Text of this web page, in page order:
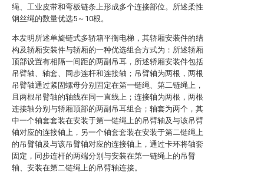
绳、工业皮带和弯板链条上形成多个连接部位。所述柔性
钢丝绳的数量优选5～10根。
本发明所述单旋链式多轿箱平衡电梯，其轿厢安装件的结
构及轿厢安装件与轿厢的一种优选组合方式为：所述轿厢
顶部设置有相隔一间距的两副吊耳，所述轿厢安装件包括
吊臂轴、轴套、同步连杆和连接轴；吊臂轴为两根，两根
吊臂轴通过紧固螺母分别固定在第一链绳、第二链绳上，
且两根吊臂轴的轴线在同一直线上；连接轴为两根，两根
连接轴分别与轿厢顶部的两副吊耳组合；轴套为两个，其
中一个轴套套装在安装于第一链绳上的吊臂轴及与该吊臂
轴对应的连接轴上，另一个轴套套装在安装于第二链绳上
的吊臂轴及与该吊臂轴对应的连接轴上，通过卡环将轴套
固定，同步连杆的两端分别与安装在第一链绳上的吊臂
轴、安装在第二链绳上的吊臂轴连接。